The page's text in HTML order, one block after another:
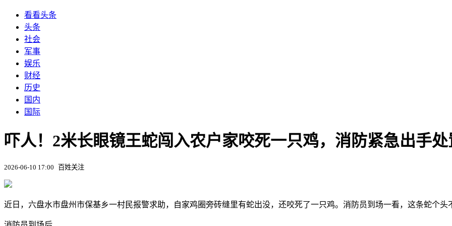
看看头条
头条
社会
军事
娱乐
财经
历史
国内
国际
吓人！2米长眼镜王蛇闯入农户家咬死一只鸡，消防紧急出手处
2026-06-10 17:00 百姓关注
近日，六盘水市盘州市保基乡一村民报警求助，自家鸡圈旁砖缝里有蛇出没，还咬死了一只鸡。消防员到场一看，这条蛇个头